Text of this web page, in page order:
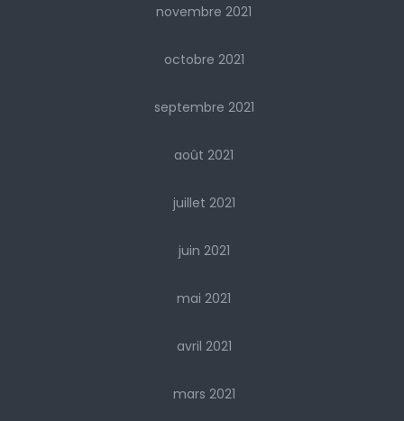
novembre 2021
octobre 2021
septembre 2021
août 2021
juillet 2021
juin 2021
mai 2021
avril 2021
mars 2021